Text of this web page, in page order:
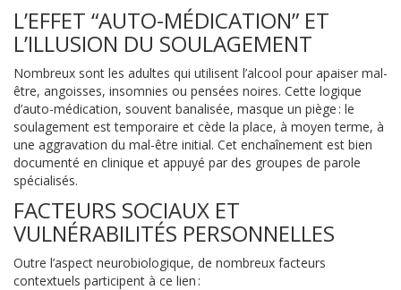
L’EFFET “AUTO-MÉDICATION” ET
L’ILLUSION DU SOULAGEMENT
Nombreux sont les adultes qui utilisent l’alcool pour apaiser mal-
être, angoisses, insomnies ou pensées noires. Cette logique
d’auto-médication, souvent banalisée, masque un piège : le
soulagement est temporaire et cède la place, à moyen terme, à
une aggravation du mal-être initial. Cet enchaînement est bien
documenté en clinique et appuyé par des groupes de parole
spécialisés.
FACTEURS SOCIAUX ET
VULNÉRABILITÉS PERSONNELLES
Outre l’aspect neurobiologique, de nombreux facteurs
contextuels participent à ce lien :